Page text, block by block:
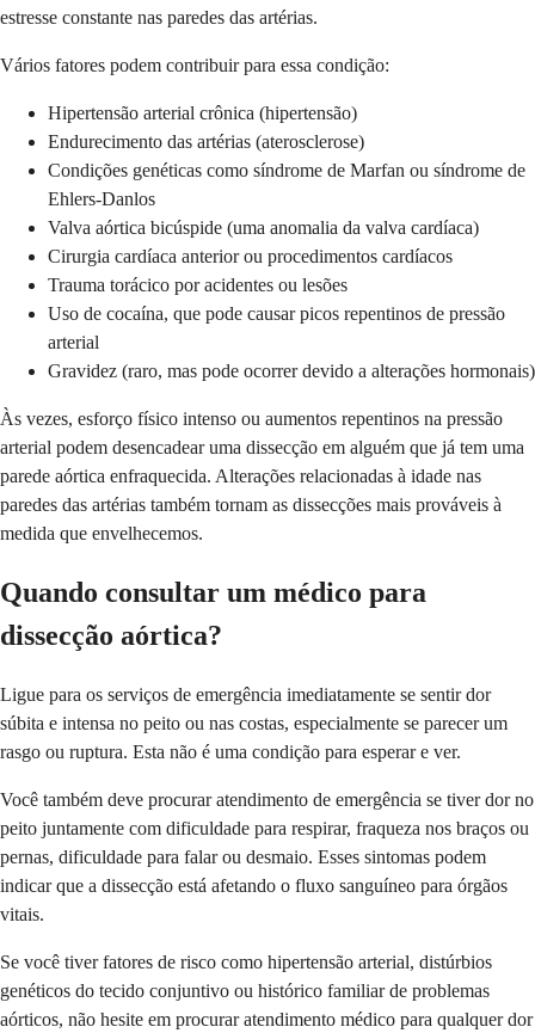
estresse constante nas paredes das artérias.
Vários fatores podem contribuir para essa condição:
Hipertensão arterial crônica (hipertensão)
Endurecimento das artérias (aterosclerose)
Condições genéticas como síndrome de Marfan ou síndrome de
Ehlers-Danlos
Valva aórtica bicúspide (uma anomalia da valva cardíaca)
Cirurgia cardíaca anterior ou procedimentos cardíacos
Trauma torácico por acidentes ou lesões
Uso de cocaína, que pode causar picos repentinos de pressão
arterial
Gravidez (raro, mas pode ocorrer devido a alterações hormonais)
Às vezes, esforço físico intenso ou aumentos repentinos na pressão
arterial podem desencadear uma dissecção em alguém que já tem uma
parede aórtica enfraquecida. Alterações relacionadas à idade nas
paredes das artérias também tornam as dissecções mais prováveis à
medida que envelhecemos.
Quando consultar um médico para
dissecção aórtica?
Ligue para os serviços de emergência imediatamente se sentir dor
súbita e intensa no peito ou nas costas, especialmente se parecer um
rasgo ou ruptura. Esta não é uma condição para esperar e ver.
Você também deve procurar atendimento de emergência se tiver dor no
peito juntamente com dificuldade para respirar, fraqueza nos braços ou
pernas, dificuldade para falar ou desmaio. Esses sintomas podem
indicar que a dissecção está afetando o fluxo sanguíneo para órgãos
vitais.
Se você tiver fatores de risco como hipertensão arterial, distúrbios
genéticos do tecido conjuntivo ou histórico familiar de problemas
aórticos, não hesite em procurar atendimento médico para qualquer dor